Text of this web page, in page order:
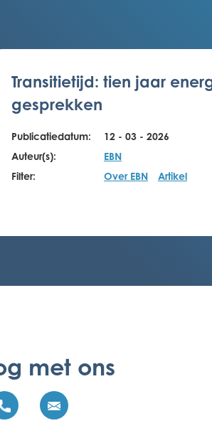
Transitietijd: tien jaar
gesprekken
Publicatiedatum:
12 - 03 - 2026
Auteur(s):
EBN
Filter:
Over EBN Artikel
met ons